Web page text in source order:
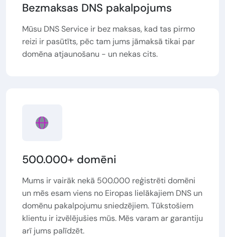
Bezmaksas DNS pakalpojums
Mūsu DNS Service ir bez maksas, kad tas pirmo
reizi ir pasūtīts, pēc tam jums jāmaksā tikai par
domēna atjaunošanu - un nekas cits.
500.000+ domēni
Mums ir vairāk nekā 500.000 reģistrēti domēni
un mēs esam viens no Eiropas lielākajiem DNS un
domēnu pakalpojumu sniedzējiem. Tūkstošiem
klientu ir izvēlējušies mūs. Mēs varam ar garantiju
arī jums palīdzēt.